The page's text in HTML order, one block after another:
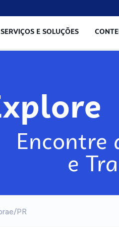
SERVIÇOS E SOLUÇÕES
Encontre
e